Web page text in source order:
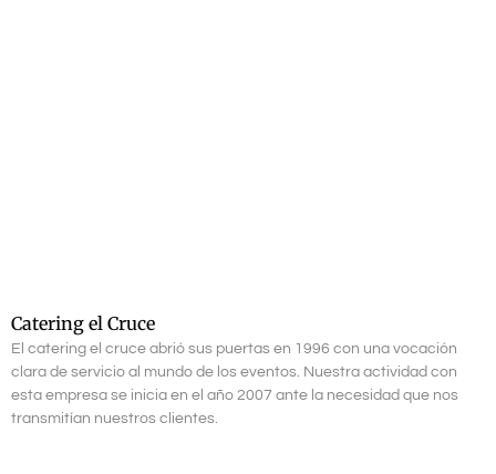
Catering el Cruce
El catering el cruce abrió sus puertas en 1996 con una vocación
clara de servicio al mundo de los eventos. Nuestra actividad con
esta empresa se inicia en el año 2007 ante la necesidad que nos
transmitían nuestros clientes.